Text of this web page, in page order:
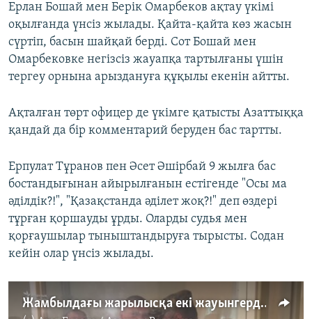
Ерлан Бошай мен Берік Омарбеков ақтау үкімі
оқылғанда үнсіз жылады. Қайта-қайта көз жасын
сүртіп, басын шайқай берді. Сот Бошай мен
Омарбековке негізсіз жауапқа тартылғаны үшін
тергеу орнына арыздануға құқылы екенін айтты.
Ақталған төрт офицер де үкімге қатысты Азаттыққа
қандай да бір комментарий беруден бас тартты.
Ерпулат Тұранов пен Әсет Әшірбай 9 жылға бас
бостандығынан айырылғанын естігенде "Осы ма
әділдік?!", "Қазақстанда әділет жоқ?!" деп өздері
тұрған қоршауды ұрды. Оларды судья мен
қорғаушылар тыныштандыруға тырысты. Содан
кейін олар үнсіз жылады.
Жамбылдағы жарылысқа екі жауынгерді кінәлады